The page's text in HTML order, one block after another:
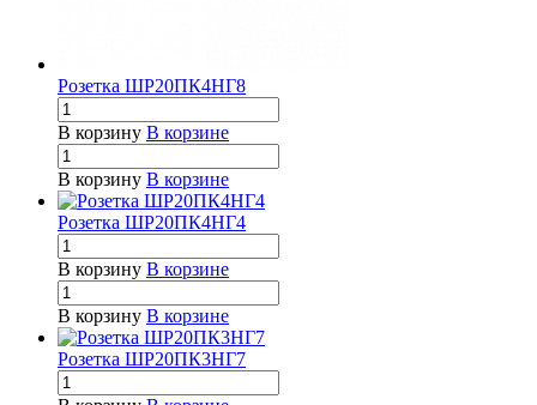
Розетка ШР20ПК4НГ8
В корзину В корзине
В корзину В корзине
Розетка ШР20ПК4НГ4
В корзину В корзине
В корзину В корзине
Розетка ШР20ПК3НГ7